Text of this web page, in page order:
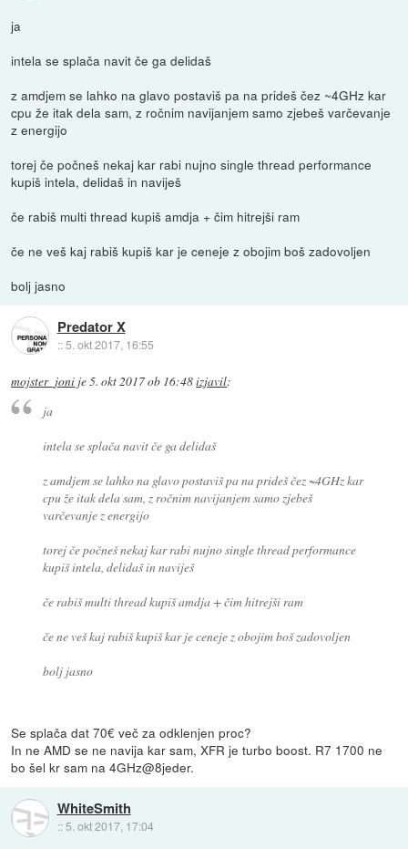
ja
intela se splača navit če ga delidaš
z amdjem se lahko na glavo postaviš pa na prideš čez ~4GHz kar
cpu že itak dela sam, z ročnim navijanjem samo zjebeš varčevanje
z energijo
torej če počneš nekaj kar rabi nujno single thread performance
kupiš intela, delidaš in naviješ
če rabiš multi thread kupiš amdja + čim hitrejši ram
če ne veš kaj rabiš kupiš kar je ceneje z obojim boš zadovoljen
bolj jasno
Predator X
::5. okt 2017, 16:55
mojster_joni je5. okt 2017 ob 16:48izjavil:
ja
intela se splača navit če ga delidaš
z amdjem se lahko na glavo postaviš pa na prideš čez ~4GHz kar
cpu že itak dela sam, z ročnim navijanjem samo zjebeš
varčevanje z energijo
torej če počneš nekaj kar rabi nujno single thread performance
kupiš intela, delidaš in naviješ
če rabiš multi thread kupiš amdja + čim hitrejši ram
če ne veš kaj rabiš kupiš kar je ceneje z obojim boš zadovoljen
bolj jasno
Se splača dat 70€ več za odklenjen proc?
In ne AMD se ne navija kar sam, XFR je turbo boost. R7 1700 ne
bo šel kr sam na 4GHz@8jeder.
WhiteSmith
:: 5. okt 2017, 17:04